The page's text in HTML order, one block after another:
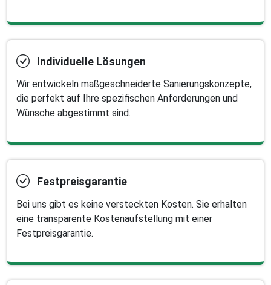
Individuelle Lösungen
Wir entwickeln maßgeschneiderte Sanierungskonzepte,
die perfekt auf Ihre spezifischen Anforderungen und
Wünsche abgestimmt sind.
Festpreisgarantie
Bei uns gibt es keine versteckten Kosten. Sie erhalten
eine transparente Kostenaufstellung mit einer
Festpreisgarantie.